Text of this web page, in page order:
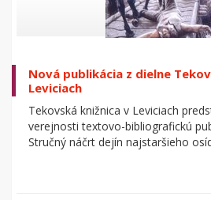
Nová publikácia z dielne
Leviciach
Tekovská knižnica v Leviciach
verejnosti textovo-bibliografickú
Stručný náčrt dejín najstaršieho